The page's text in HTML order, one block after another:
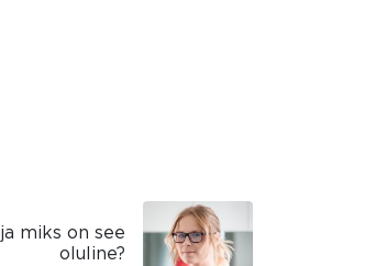
miks on see
oluline?